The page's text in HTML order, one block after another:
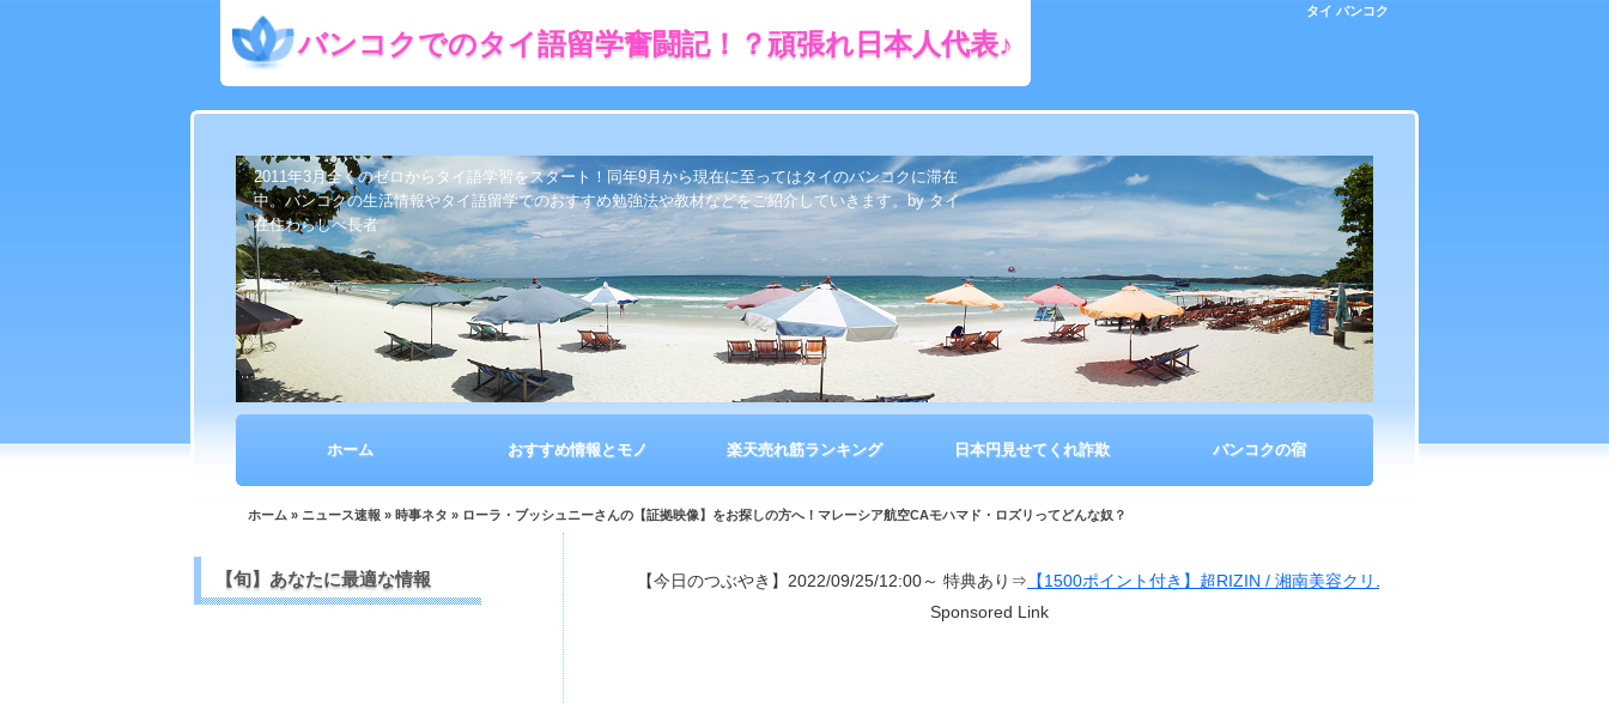
タイ バンコク
バンコクでのタイ語留学奮闘記！？頑張れ日本人代表♪
2011年3月全くのゼロからタイ語学習をスタート！同年9月から現在に至ってはタイのバンコクに滞在
中。バンコクの生活情報やタイ語留学でのおすすめ勉強法や教材などをご紹介していきます。by タイ
在住わらしべ長者
ホーム おすすめ情報とモノ 楽天売れ筋ランキング 日本円見せてくれ詐欺 バンコクの宿
ホーム » ニュース速報 » 時事ネタ » ローラ・ブッシュニーさんの【証拠映像】をお探しの方へ！マレーシア航空CAモハマド・ロズリってどんな奴？
【今日のつぶやき】2022/09/25/12:00～ 特典あり⇒【1500ポイント付き】超RIZIN / 湘南美容クリニック presents RIZIN.38
Sponsored Link
【旬】あなたに最適な情報